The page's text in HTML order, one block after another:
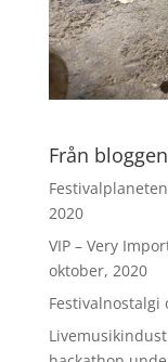
Från
2020
VIP – Very
oktober, 2020
Festivalnostalgi